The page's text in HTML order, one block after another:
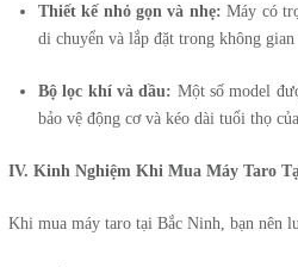
Thiết kế nhỏ gọn và nhẹ: Máy có
di chuyển và lắp đặt trong không
Bộ lọc khí và dầu: Một số model
bảo vệ động cơ và kéo dài tuổi thọ
IV. Kinh Nghiệm Khi Mua Máy Taro
Khi mua máy taro tại Bắc Ninh, bạn nên